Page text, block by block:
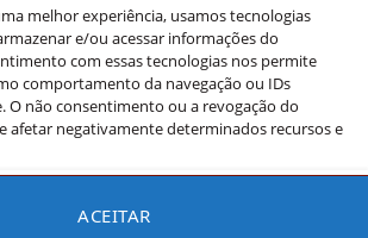
melhor experiência, usamos tecnologias
e/ou acessar informações do
com essas tecnologias nos permite
comportamento da navegação ou IDs
O não consentimento ou a revogação do
afetar negativamente determinados recursos e
ACEITAR
um dos favoritos
que fazem sucesso entre
com fantasmas